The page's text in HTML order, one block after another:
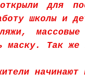
для
школы и
маску. Так же
начинают